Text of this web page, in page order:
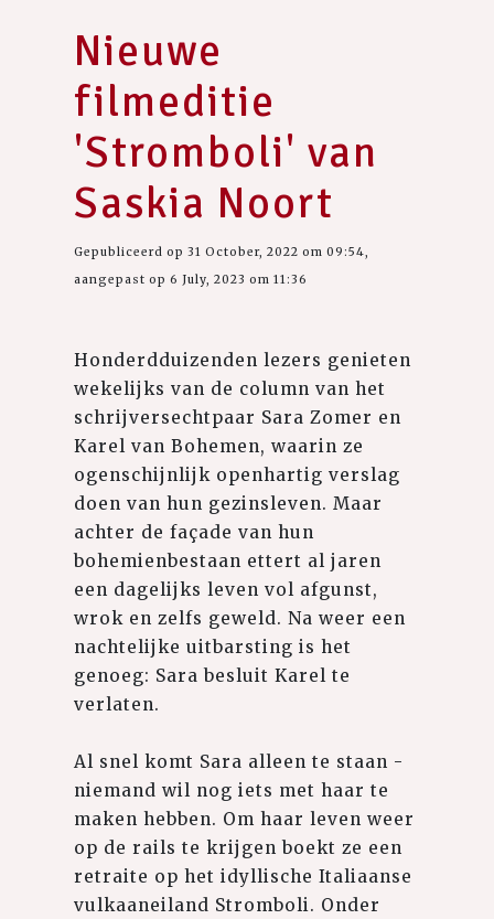
Nieuwe
filmeditie
'Stromboli' van
Saskia Noort
Gepubliceerd op 31 October, 2022 om 09:54,
aangepast op 6 July, 2023 om 11:36
Honderdduizenden lezers genieten
wekelijks van de column van het
schrijversechtpaar Sara Zomer en
Karel van Bohemen, waarin ze
ogenschijnlijk openhartig verslag
doen van hun gezinsleven. Maar
achter de façade van hun
bohemienbestaan ettert al jaren
een dagelijks leven vol afgunst,
wrok en zelfs geweld. Na weer een
nachtelijke uitbarsting is het
genoeg: Sara besluit Karel te
verlaten.
Al snel komt Sara alleen te staan -
niemand wil nog iets met haar te
maken hebben. Om haar leven weer
op de rails te krijgen boekt ze een
retraite op het idyllische Italiaanse
vulkaaneiland Stromboli. Onder